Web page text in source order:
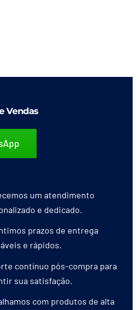
Vendas
um atendimento
e dedicado.
prazos de entrega
e rápidos.
contínuo pós-compra para
sua satisfação.
com produtos de alta